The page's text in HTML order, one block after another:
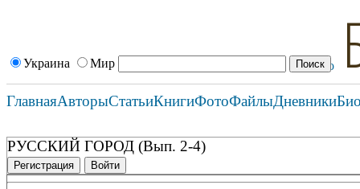
Украина Мир
ГлавнаяАвторыСтатьиКнигиФотоФайлыДневники
РУССКИЙ ГОРОД (Вып. 2-4)
Регистрация Войти